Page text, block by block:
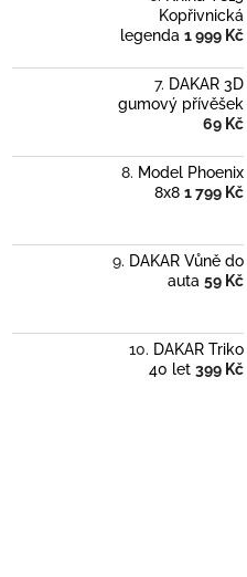
Kopřivnická
legenda 1 999 Kč
DAKAR 3D
gumový přívěšek
69 Kč
Model Phoenix
8x8 1 799 Kč
DAKAR Vůně do
auta 59 Kč
DAKAR Triko
40 let 399 Kč